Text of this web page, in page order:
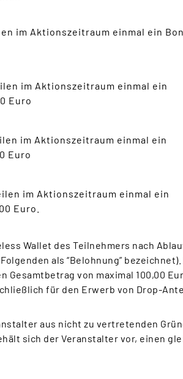
im Aktionszeitraum einmal ein
im Aktionszeitraum einmal ein
Euro
im Aktionszeitraum einmal ein
Euro
im Aktionszeitraum einmal ein
Euro.
Wallet des Teilnehmers nach
als “Belohnung” bezeichnet).
Gesamtbetrag von maximal 100,00
für den Erwerb von Drop-
aus nicht zu vertretenden
sich der Veranstalter vor, einen